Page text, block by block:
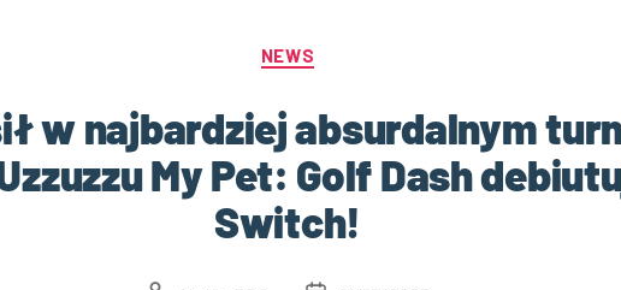
NEWS
w najbardziej absurdalnym
My Pet: Golf Dash
Switch!